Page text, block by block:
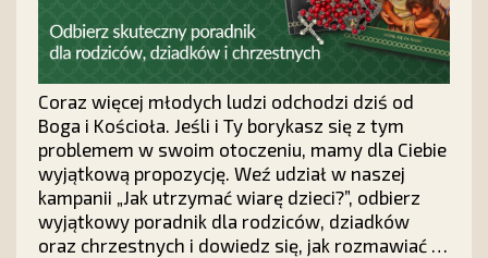
Coraz więcej młodych ludzi odchodzi dziś od
Boga i Kościoła. Jeśli i Ty borykasz się z tym
problemem w swoim otoczeniu, mamy dla Ciebie
wyjątkową propozycję. Weź udział w naszej
kampanii „Jak utrzymać wiarę dzieci?”, odbierz
wyjątkowy poradnik dla rodziców, dziadków
oraz chrzestnych i dowiedz się, jak rozmawiać z